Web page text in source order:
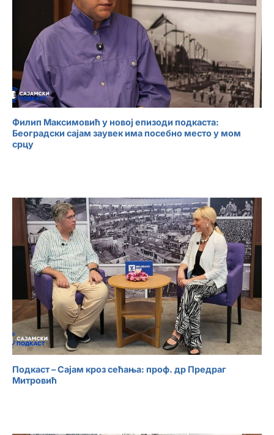
Филип Максимовић у новој епизоди подкаста:
Београдски сајам заувек има посебно место у мом
срцу
Подкаст – Сајам кроз сећања: проф. др Предраг
Митровић